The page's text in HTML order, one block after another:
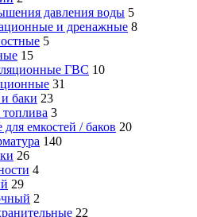
давления воды 5
и дренажные 8
5
15
ГВС 10
31
баки 23
3
емкостей / баков 20
140
26
4
29
2
22